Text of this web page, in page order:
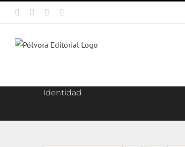
Facebook Instagram
Identidad